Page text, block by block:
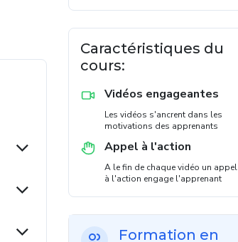
Caractéristiques du
cours:
Vidéos engageantes
Les vidéos s'ancrent dans les
motivations des apprenants
Appel à l'action
A le fin de chaque vidéo un appel
à l'action engage l'apprenant
Formation en